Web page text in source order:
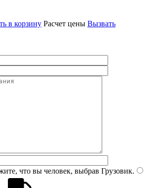
в корзину Расчет цены Вызвать
что вы человек, выбрав Грузовик.